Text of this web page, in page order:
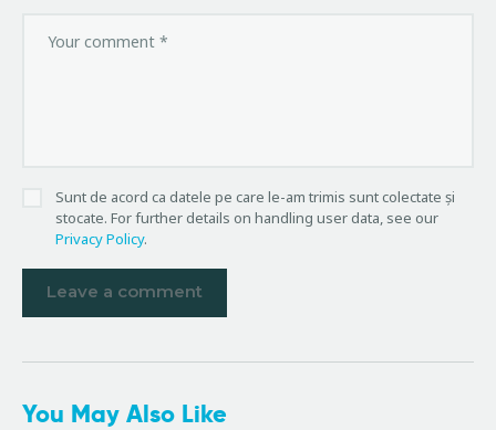
Sunt de acord ca datele pe care le-am trimis sunt colectate și
stocate. For further details on handling user data, see our
Privacy Policy.
You May Also Like